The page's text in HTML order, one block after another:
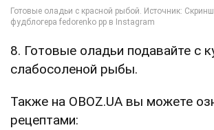
8. Готовые оладьи подавайте с
слабосоленой рыбы.
Также на OBOZ.UA вы можете
рецептами: